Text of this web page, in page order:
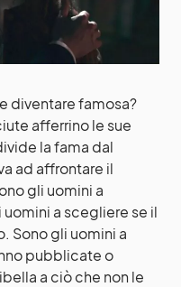
diventare famosa?
afferrino le sue
la fama dal
ad affrontare il
gli uomini a
a scegliere se il
Sono gli uomini a
pubblicate o
a ciò che non le